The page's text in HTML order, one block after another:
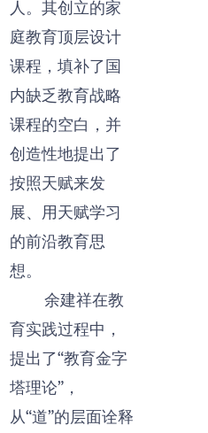
人。其创立的家
庭教育顶层设计
课程，填补了国
内缺乏教育战略
课程的空白，并
创造性地提出了
按照天赋来发
展、用天赋学习
的前沿教育思
想。
余建祥在教
育实践过程中，
提出了“教育金字
塔理论”，
从“道”的层面诠释